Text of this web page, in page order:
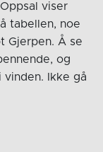
viser
tabellen, noe
Gjerpen. Å se
og
Ikke gå